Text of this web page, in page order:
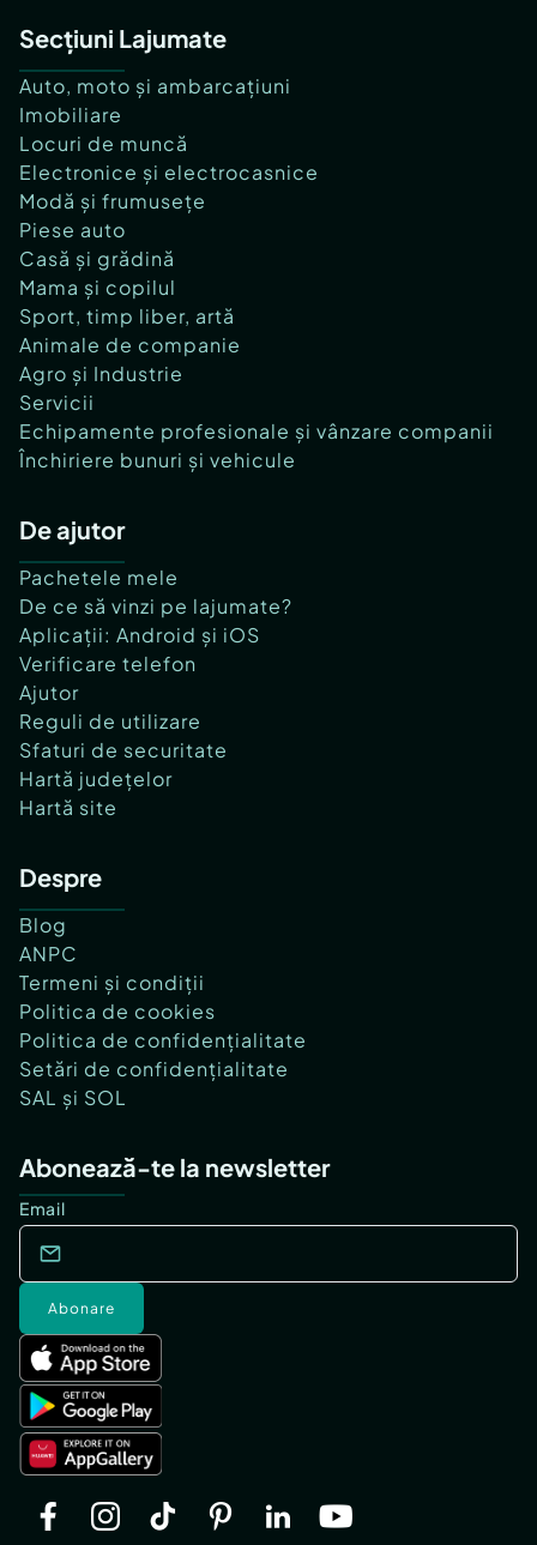
Secțiuni Lajumate
Auto, moto și ambarcațiuni
Imobiliare
Locuri de muncă
Electronice și electrocasnice
Modă și frumusețe
Piese auto
Casă și grădină
Mama și copilul
Sport, timp liber, artă
Animale de companie
Agro și Industrie
Servicii
Echipamente profesionale și vânzare companii
Închiriere bunuri și vehicule
De ajutor
Pachetele mele
De ce să vinzi pe lajumate?
Aplicații: Android și iOS
Verificare telefon
Ajutor
Reguli de utilizare
Sfaturi de securitate
Hartă județelor
Hartă site
Despre
Blog
ANPC
Termeni și condiții
Politica de cookies
Politica de confidențialitate
Setări de confidențialitate
SAL și SOL
Abonează-te la newsletter
Email
Abonare